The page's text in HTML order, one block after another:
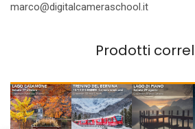
marco@digitalcameraschool.it
Prodotti